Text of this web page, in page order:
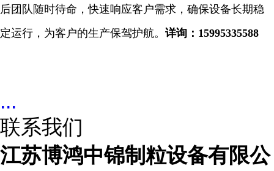
后团队随时待命，快速响应客户需求，确保设备长期稳
定运行，为客户的生产保驾护航。 详询： 15995335588
...
联系我们
江苏博鸿中锦制粒设备有限公